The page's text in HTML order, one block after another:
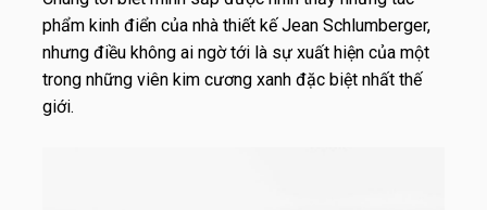
phẩm kinh điển của nhà thiết kế Jean Schlumberger,
nhưng điều không ai ngờ tới là sự xuất hiện của một
trong những viên kim cương xanh đặc biệt nhất thế
giới.